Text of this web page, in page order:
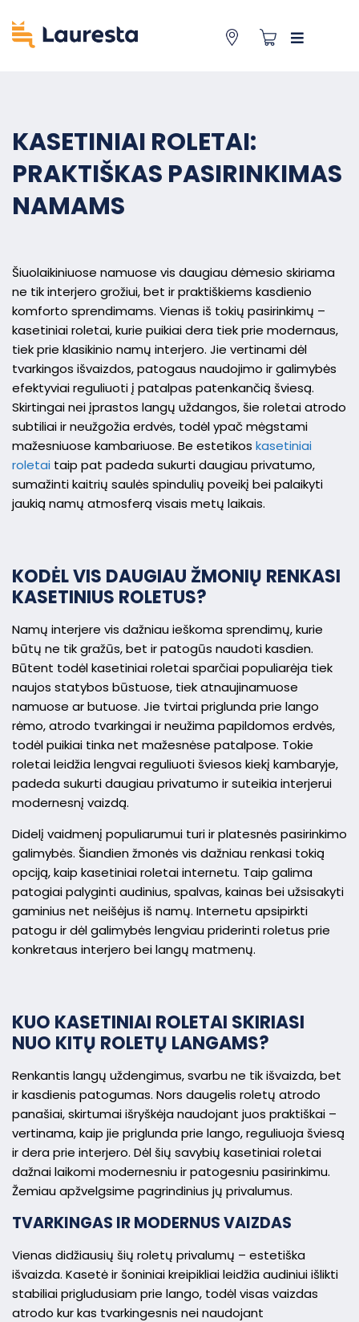
KASETINIAI ROLETAI:
PRAKTIŠKAS PASIRINKIMAS
NAMAMS
Šiuolaikiniuose namuose vis daugiau dėmesio skiriama
ne tik interjero grožiui, bet ir praktiškiems kasdienio
komforto sprendimams. Vienas iš tokių pasirinkimų –
kasetiniai roletai, kurie puikiai dera tiek prie modernaus,
tiek prie klasikinio namų interjero. Jie vertinami dėl
tvarkingos išvaizdos, patogaus naudojimo ir galimybės
efektyviai reguliuoti į patalpas patenkančią šviesą.
Skirtingai nei įprastos langų uždangos, šie roletai atrodo
subtiliai ir neužgožia erdvės, todėl ypač mėgstami
mažesniuose kambariuose. Be estetikos kasetiniai
roletai taip pat padeda sukurti daugiau privatumo,
sumažinti kaitrių saulės spindulių poveikį bei palaikyti
jaukią namų atmosferą visais metų laikais.
KODĖL VIS DAUGIAU ŽMONIŲ RENKASI
KASETINIUS ROLETUS?
Namų interjere vis dažniau ieškoma sprendimų, kurie
būtų ne tik gražūs, bet ir patogūs naudoti kasdien.
Būtent todėl kasetiniai roletai sparčiai populiarėja tiek
naujos statybos būstuose, tiek atnaujinamuose
namuose ar butuose. Jie tvirtai priglunda prie lango
rėmo, atrodo tvarkingai ir neužima papildomos erdvės,
todėl puikiai tinka net mažesnėse patalpose. Tokie
roletai leidžia lengvai reguliuoti šviesos kiekį kambaryje,
padeda sukurti daugiau privatumo ir suteikia interjerui
modernesnį vaizdą.
Didelį vaidmenį populiarumui turi ir platesnės pasirinkimo
galimybės. Šiandien žmonės vis dažniau renkasi tokią
opciją, kaip kasetiniai roletai internetu. Taip galima
patogiai palyginti audinius, spalvas, kainas bei užsisakyti
gaminius net neišėjus iš namų. Internetu apsipirkti
patogu ir dėl galimybės lengviau priderinti roletus prie
konkretaus interjero bei langų matmenų.
KUO KASETINIAI ROLETAI SKIRIASI
NUO KITŲ ROLETŲ LANGAMS?
Renkantis langų uždengimus, svarbu ne tik išvaizda, bet
ir kasdienis patogumas. Nors daugelis roletų atrodo
panašiai, skirtumai išryškėja naudojant juos praktiškai –
vertinama, kaip jie priglunda prie lango, reguliuoja šviesą
ir dera prie interjero. Dėl šių savybių kasetiniai roletai
dažnai laikomi modernesniu ir patogesniu pasirinkimu.
Žemiau apžvelgsime pagrindinius jų privalumus.
TVARKINGAS IR MODERNUS VAIZDAS
Vienas didžiausių šių roletų privalumų – estetiška
išvaizda. Kasetė ir šoniniai kreipikliai leidžia audiniui išlikti
stabiliai prigludusiam prie lango, todėl visas vaizdas
atrodo kur kas tvarkingesnis nei naudojant